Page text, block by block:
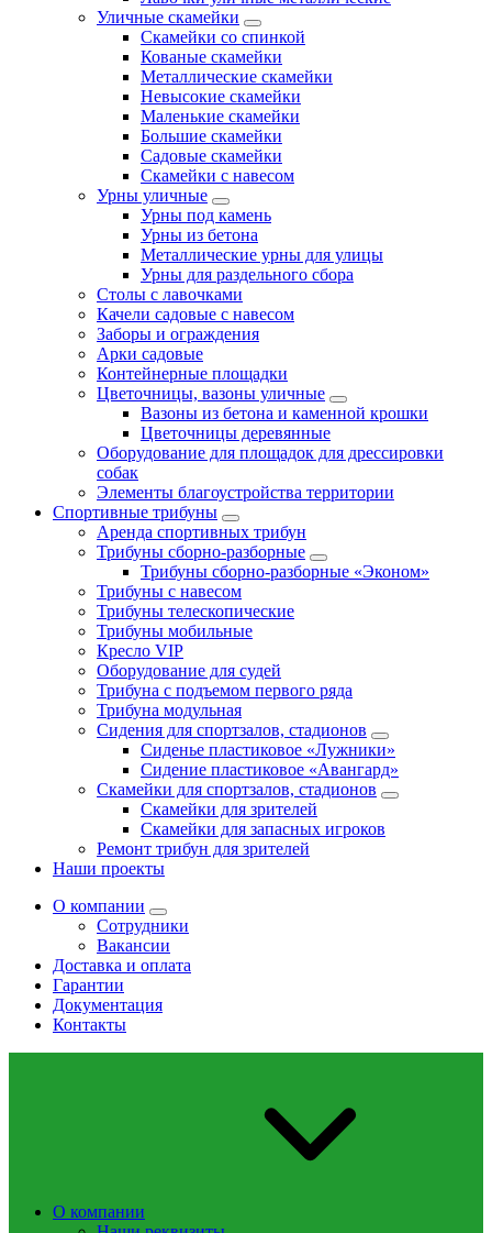
Уличные скамейки
Скамейки со спинкой
Кованые скамейки
Металлические скамейки
Невысокие скамейки
Маленькие скамейки
Большие скамейки
Садовые скамейки
Скамейки с навесом
Урны уличные
Урны под камень
Урны из бетона
Металлические урны для улицы
Урны для раздельного сбора
Столы с лавочками
Качели садовые с навесом
Заборы и ограждения
Арки садовые
Контейнерные площадки
Цветочницы, вазоны уличные
Вазоны из бетона и каменной крошки
Цветочницы деревянные
Оборудование для площадок для дрессировки
собак
Элементы благоустройства территории
Спортивные трибуны
Аренда спортивных трибун
Трибуны сборно-разборные
Трибуны сборно-разборные «Эконом»
Трибуны с навесом
Трибуны телескопические
Трибуны мобильные
Кресло VIP
Оборудование для судей
Трибуна с подъемом первого ряда
Трибуна модульная
Сидения для спортзалов, стадионов
Сиденье пластиковое «Лужники»
Сидение пластиковое «Авангард»
Скамейки для спортзалов, стадионов
Скамейки для зрителей
Скамейки для запасных игроков
Ремонт трибун для зрителей
Наши проекты
О компании
Сотрудники
Вакансии
Доставка и оплата
Гарантии
Документация
Контакты
О компании